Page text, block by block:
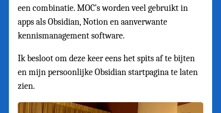
een combinatie. MOC’s worden veel gebruikt in
apps als Obsidian, Notion en aanverwante
kennismanagement software.
Ik besloot om deze keer eens het spits af te bijten
en mijn persoonlijke Obsidian startpagina te laten
zien.